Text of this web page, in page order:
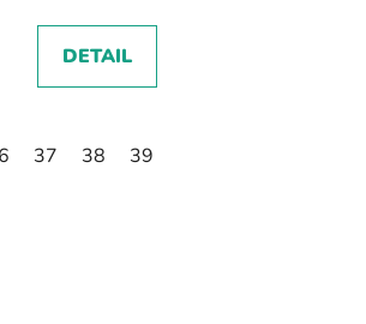
DETAIL
37 38 39